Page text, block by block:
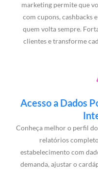
marketing permite que
com cupons, cashbacks
quem volta sempre.
clientes e transforme
Acesso a Dados
Conheça melhor o perfil
relatórios
estabelecimento com
demanda, ajustar o